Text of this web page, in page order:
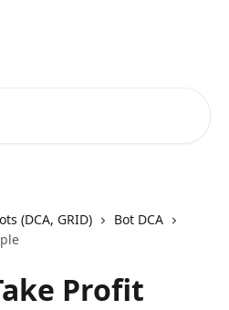
(DCA, GRID)
Bot DCA
Profit